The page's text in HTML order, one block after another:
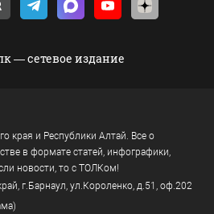
— сетевое издание
края и Республики Алтай. Все о
в формате статей, инфографики,
новости, то с ТОЛКом!
г.Барнаул, ул.Короленко, д.51, оф.202